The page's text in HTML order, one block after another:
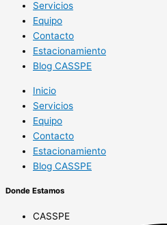
Servicios
Equipo
Contacto
Estacionamiento
Blog CASSPE
Inicio
Servicios
Equipo
Contacto
Estacionamiento
Blog CASSPE
Donde Estamos
CASSPE